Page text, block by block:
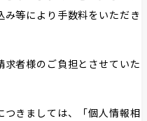
等により手数料をいただき
者様のご負担とさせていた
きましては、「個人情報相